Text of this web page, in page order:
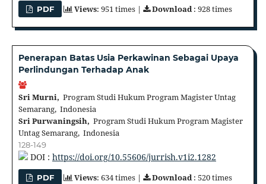
PDF Views: 951 times | Download : 928 times
Penerapan Batas Usia Perkawinan Sebagai Upaya
Perlindungan Terhadap Anak
Sri Murni, Program Studi Hukum Program Magister Untag
Semarang, Indonesia
Sri Purwaningsih, Program Studi Hukum Program Magister
Untag Semarang, Indonesia
128-149
DOI : https://doi.org/10.55606/jurrish.v1i2.1282
PDF Views: 634 times | Download: 520 times